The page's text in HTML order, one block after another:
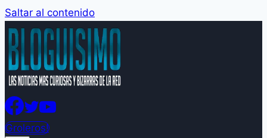
Saltar al contenido
Groleros!